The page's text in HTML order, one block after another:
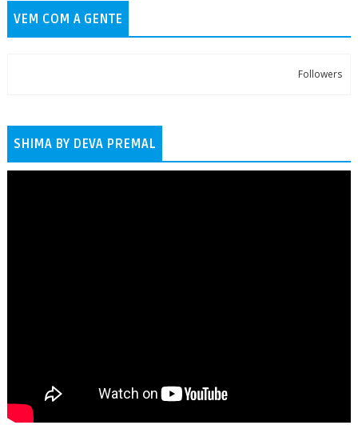
VEM COM A GENTE
Followers
SHIMA BY DEVA PREMAL